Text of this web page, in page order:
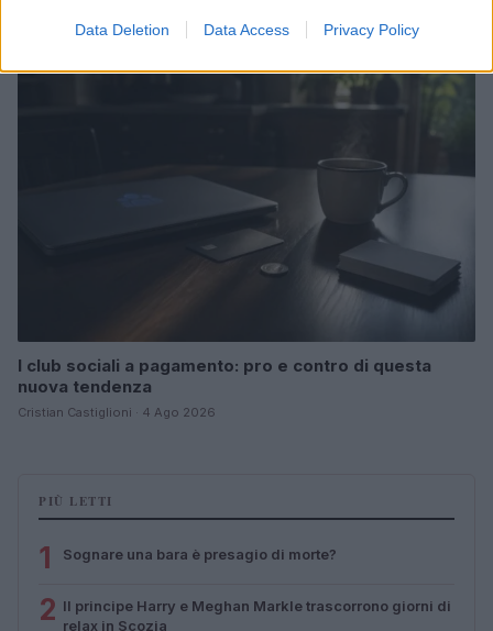
Data Deletion Data Access Privacy Policy
I club sociali a pagamento: pro e contro di questa
nuova tendenza
Cristian Castiglioni · 4 Ago 2026
PIÙ LETTI
1 Sognare una bara è presagio di morte?
2 Il principe Harry e Meghan Markle trascorrono giorni di
relax in Scozia